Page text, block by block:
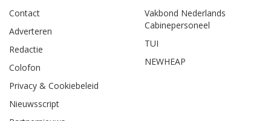
Contact
Adverteren
Redactie
Colofon
Privacy & Cookiebeleid
Nieuwsscript
Vakbond Nederlands
Cabinepersoneel
TUI
NEWHEAP